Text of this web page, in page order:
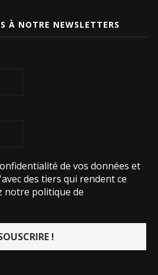
À NOTRE NEWSLETTERS
de vos données et
des tiers qui rendent ce
notre politique de